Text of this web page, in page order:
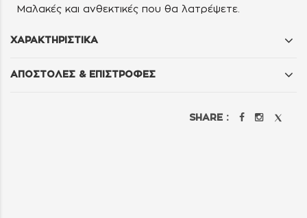
Μαλακές και ανθεκτικές που θα λατρέψετε.
ΧΑΡΑΚΤΗΡΙΣΤΙΚΑ
ΑΠΟΣΤΟΛΕΣ & ΕΠΙΣΤΡΟΦΕΣ
SHARE :